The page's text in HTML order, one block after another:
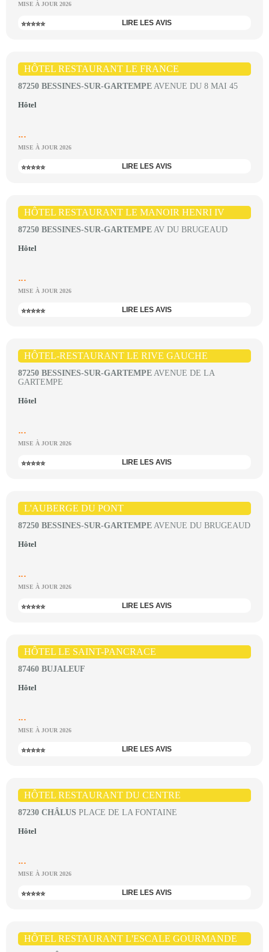
MISE À JOUR 2026
⭐⭐⭐⭐⭐ LIRE LES AVIS
HÔTEL RESTAURANT LE FRANCE
87250 BESSINES-SUR-GARTEMPE AVENUE DU 8 MAI 45
Hôtel
...
MISE À JOUR 2026
⭐⭐⭐⭐⭐ LIRE LES AVIS
HÔTEL RESTAURANT LE MANOIR HENRI IV
87250 BESSINES-SUR-GARTEMPE AV DU BRUGEAUD
Hôtel
...
MISE À JOUR 2026
⭐⭐⭐⭐⭐ LIRE LES AVIS
HÔTEL-RESTAURANT LE RIVE GAUCHE
87250 BESSINES-SUR-GARTEMPE AVENUE DE LA
GARTEMPE
Hôtel
...
MISE À JOUR 2026
⭐⭐⭐⭐⭐ LIRE LES AVIS
L'AUBERGE DU PONT
87250 BESSINES-SUR-GARTEMPE AVENUE DU BRUGEAUD
Hôtel
...
MISE À JOUR 2026
⭐⭐⭐⭐⭐ LIRE LES AVIS
HÔTEL LE SAINT-PANCRACE
87460 BUJALEUF
Hôtel
...
MISE À JOUR 2026
⭐⭐⭐⭐⭐ LIRE LES AVIS
HÔTEL RESTAURANT DU CENTRE
87230 CHÂLUS PLACE DE LA FONTAINE
Hôtel
...
MISE À JOUR 2026
⭐⭐⭐⭐⭐ LIRE LES AVIS
HÔTEL RESTAURANT L'ESCALE GOURMANDE